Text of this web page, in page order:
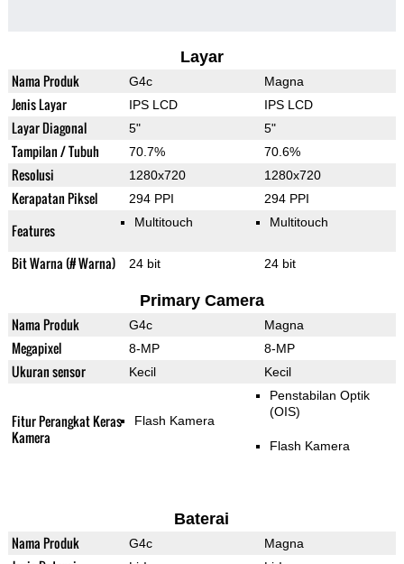
Layar
Nama Produk G4c Magna
Jenis Layar IPS LCD IPS LCD
Layar Diagonal 5" 5"
Tampilan / Tubuh 70.7% 70.6%
Resolusi 1280x720 1280x720
Kerapatan Piksel 294 PPI 294 PPI
Features Multitouch Multitouch
Bit Warna (# Warna) 24 bit 24 bit
Primary Camera
Nama Produk G4c Magna
Megapixel 8-MP 8-MP
Ukuran sensor Kecil Kecil
Fitur Perangkat Keras
Kamera
Flash Kamera
Penstabilan Optik
(OIS)
Flash Kamera
Baterai
Nama Produk G4c Magna